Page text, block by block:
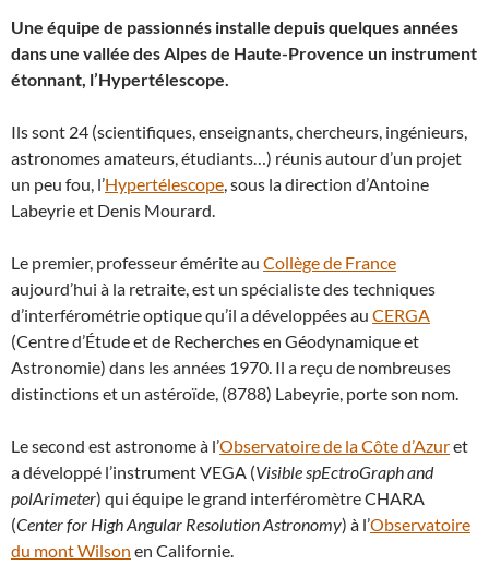
Une équipe de passionnés installe depuis quelques années
dans une vallée des Alpes de Haute-Provence un instrument
étonnant, l’Hypertélescope.
Ils sont 24 (scientifiques, enseignants, chercheurs, ingénieurs,
astronomes amateurs, étudiants…) réunis autour d’un projet
un peu fou, l’Hypertélescope, sous la direction d’Antoine
Labeyrie et Denis Mourard.
Le premier, professeur émérite au Collège de France
aujourd’hui à la retraite, est un spécialiste des techniques
d’interférométrie optique qu’il a développées au CERGA
(Centre d’Étude et de Recherches en Géodynamique et
Astronomie) dans les années 1970. Il a reçu de nombreuses
distinctions et un astéroïde, (8788) Labeyrie, porte son nom.
Le second est astronome à l’Observatoire de la Côte d’Azuret
a développé l’instrument VEGA (Visible spEctroGraph and
polArimeter) qui équipe le grand interféromètre CHARA
(Center for High Angular Resolution Astronomy) à l’Observatoire
du mont Wilson en Californie.